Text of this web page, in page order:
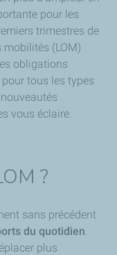
pour les
trimestres de
(LOM)
obligations
tous les types
vous éclaire.
?
sans précédent
du quotidien.
plus